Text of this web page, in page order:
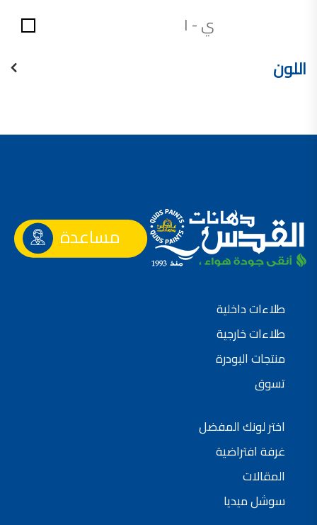
ي - ا
اللون
مساعدة
طلاءات داخلية
طلاءات خارجية
منتجات البودرة
تسوق
اختر لونك المفضل
غرفة افتراضية
المقالات
سوشل ميديا